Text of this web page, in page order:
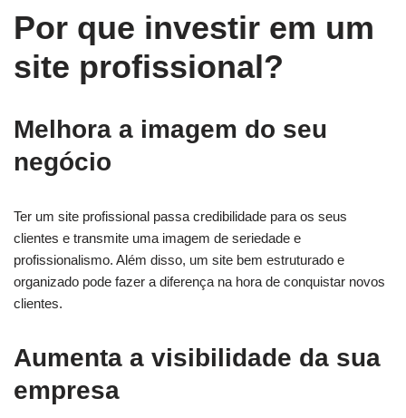
Por que investir em um
site profissional?
Melhora a imagem do seu
negócio
Ter um site profissional passa credibilidade para os seus
clientes e transmite uma imagem de seriedade e
profissionalismo. Além disso, um site bem estruturado e
organizado pode fazer a diferença na hora de conquistar novos
clientes.
Aumenta a visibilidade da sua
empresa